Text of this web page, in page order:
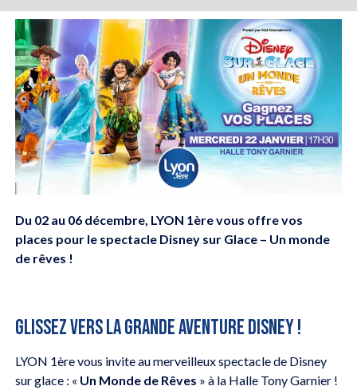
Du 02 au 06 décembre, LYON 1ère vous offre vos
places pour le spectacle Disney sur Glace – Un monde
de rêves !
Glissez vers la grande aventure Disney !
LYON 1ère vous invite au merveilleux spectacle de Disney
sur glace : « Un Monde de Rêves » à la Halle Tony Garnier !